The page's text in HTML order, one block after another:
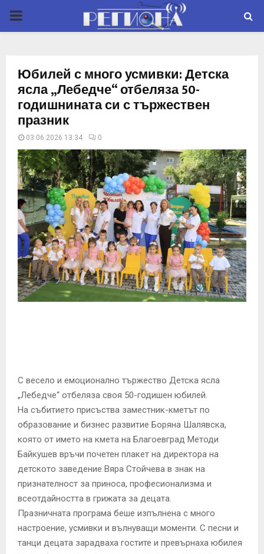
P
M
A
R
Y
M
E
N
Юбилей с много усмивки: Детска
ясла „Лебедче“ отбеляза 50-
годишнината си с тържествен
празник
03.06.2026 13:34 0
С весело и емоционално тържество Детска ясла
„Лебедче“ отбеляза своя 50-годишен юбилей.
На събитието присъства заместник-кметът по
образование и бизнес развитие Боряна Шалявска,
която от името на кмета на Благоевград Методи
Байкушев връчи почетен плакет на директора на
детското заведение Вяра Стойчева в знак на
признателност за приноса, професионализма и
всеотдайността в грижата за децата.
Празничната програма беше изпълнена с много
настроение, усмивки и вълнуващи моменти. С песни и
танци децата зарадваха гостите и превърнаха юбилея